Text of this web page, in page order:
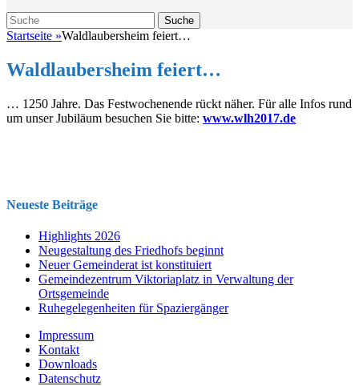
Suche
Suche
nach:
Startseite »Waldlaubersheim feiert…
Waldlaubersheim feiert…
… 1250 Jahre. Das Festwochenende rückt näher. Für alle Infos rund
um unser Jubiläum besuchen Sie bitte: www.wlh2017.de
Neueste Beiträge
Highlights 2026
Neugestaltung des Friedhofs beginnt
Neuer Gemeinderat ist konstituiert
Gemeindezentrum Viktoriaplatz in Verwaltung der
Ortsgemeinde
Ruhegelegenheiten für Spaziergänger
Impressum
Kontakt
Downloads
Datenschutz